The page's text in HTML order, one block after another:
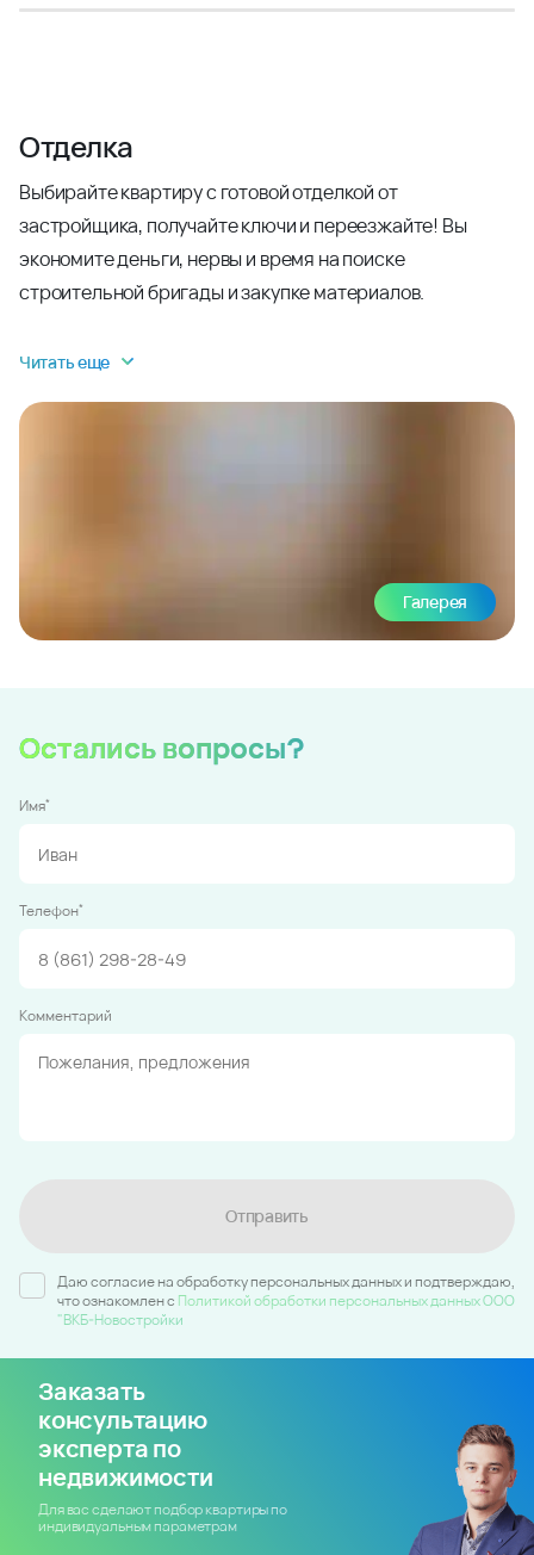
Отделка
Выбирайте квартиру с готовой отделкой от
застройщика, получайте ключи и переезжайте! Вы
экономите деньги, нервы и время на поиске
строительной бригады и закупке материалов.
Читать еще
Галерея
Остались вопросы?
Имя*
Телефон*
Комментарий
Отправить
Даю согласие на обработку персональных данных и подтверждаю,
что ознакомлен c Политикой обработки персональных данных ООО
"ВКБ-Новостройки
Заказать
консультацию
эксперта по
недвижимости
Для вас сделают подбор квартиры по
индивидуальным параметрам